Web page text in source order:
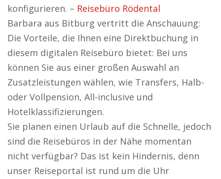
konfigurieren. – Reisebüro Rödental
Barbara aus Bitburg vertritt die Anschauung:
Die Vorteile, die Ihnen eine Direktbuchung in
diesem digitalen Reisebüro bietet: Bei uns
können Sie aus einer großen Auswahl an
Zusatzleistungen wählen, wie Transfers, Halb-
oder Vollpension, All-inclusive und
Hotelklassifizierungen.
Sie planen einen Urlaub auf die Schnelle, jedoch
sind die Reisebüros in der Nähe momentan
nicht verfügbar? Das ist kein Hindernis, denn
unser Reiseportal ist rund um die Uhr